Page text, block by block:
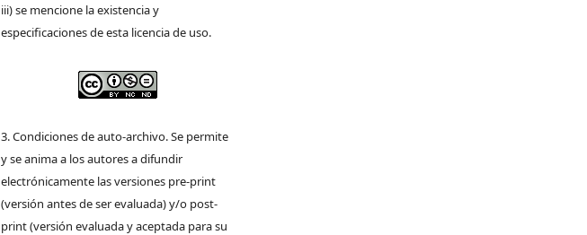
iii) se mencione la existencia y
especificaciones de esta licencia de uso.
3. Condiciones de auto-archivo. Se permite
y se anima a los autores a difundir
electrónicamente las versiones pre-print
(versión antes de ser evaluada) y/o post-
print (versión evaluada y aceptada para su